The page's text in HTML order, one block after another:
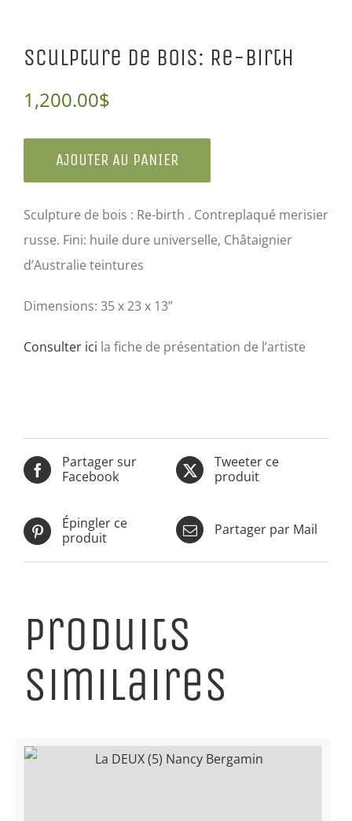
Sculpture de bois: Re-birth
1,200.00$
AJOUTER AU PANIER
Sculpture de bois : Re-birth . Contreplaqué merisier
russe. Fini: huile dure universelle, Châtaignier
d’Australie teintures
Dimensions: 35 x 23 x 13”
Consulter ici la fiche de présentation de l’artiste
Partager sur
Facebook
Tweeter ce
produit
Épingler ce
produit
Partager par Mail
Produits
similaires